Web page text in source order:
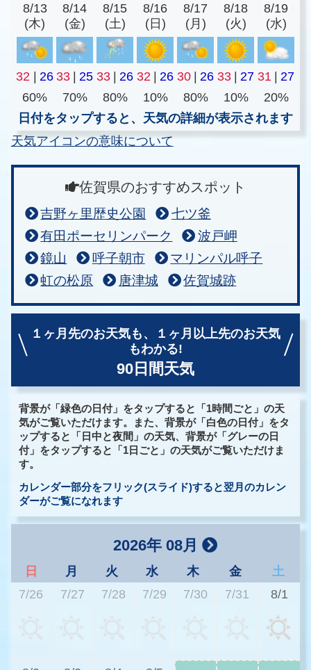
8/13
(木)
8/14
(金)
8/15
(土)
8/16
(日)
8/17
(月)
8/18
(火)
8/19
(水)
32 | 26 33 | 25 33 | 26 32 | 26 30 | 26 33 | 27 31 | 27
60%
70% 80% 10% 80% 10%
20%
日付をタップすると、天気の詳細が表示されます
天気アイコンの意味について
佐賀県のおすすめスポット
吉野ヶ里歴史公園
七ツ釜
有田ポーセリンパーク
波戸岬
鏡山
呼子朝市
マリンパル呼子
虹の松原
唐津城 佐賀城跡
１ヶ月先のお天気も、
１ヶ月以上先のお天気
もわかる!
90日間天気
背景が「緑色の日付」をタップすると「1時間ごと」の天
気がご覧いただけます。また、背景が「白色の日付」をタ
ップすると「日中と夜間」の天気、背景が「グレーの日
付」をタップすると「1日ごと」の天気がご覧いただけま
す。
カレンダー部分をフリック(スライド)すると翌月のカレン
ダーがご覧になれます
2026年 08月
日 月 火 水 木 金
土
7/26
7/27 7/28 7/29 7/30 7/31 8/1